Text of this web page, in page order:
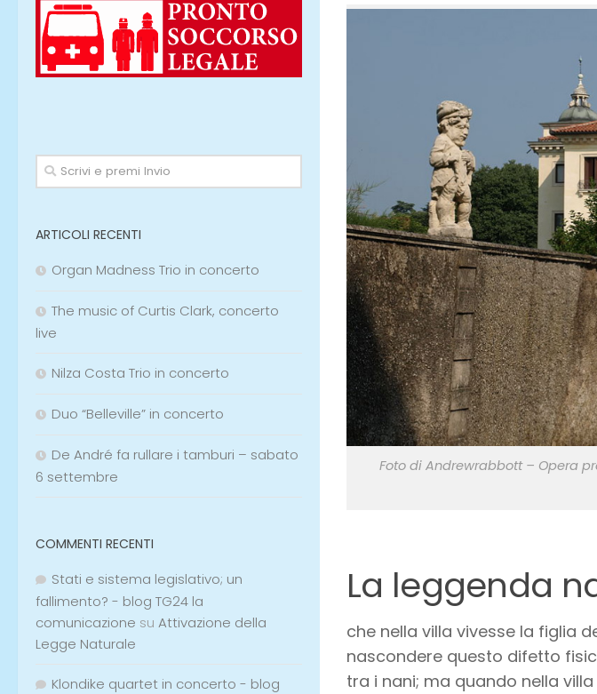
Foto di Andrewrabbott – Opera
La leggenda
che nella villa vivesse la figlia
nascondere questo difetto
tra i nani; ma quando nella
ARTICOLI RECENTI
Organ Madness Trio in concerto
The music of Curtis Clark, concerto
live
Nilza Costa Trio in concerto
Duo “Belleville” in concerto
De André fa rullare i tamburi – sabato
6 settembre
COMMENTI RECENTI
Stati e sistema legislativo; un
fallimento? - blog TG24 la
comunicazione su Attivazione della
Legge Naturale
Klondike quartet in concerto - blog